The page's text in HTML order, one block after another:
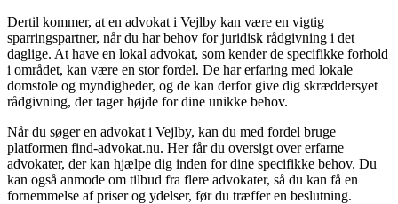
Dertil kommer, at en advokat i Vejlby kan være en vigtig
sparringspartner, når du har behov for juridisk rådgivning i det
daglige. At have en lokal advokat, som kender de specifikke forhold
i området, kan være en stor fordel. De har erfaring med lokale
domstole og myndigheder, og de kan derfor give dig skræddersyet
rådgivning, der tager højde for dine unikke behov.
Når du søger en advokat i Vejlby, kan du med fordel bruge
platformen find-advokat.nu. Her får du oversigt over erfarne
advokater, der kan hjælpe dig inden for dine specifikke behov. Du
kan også anmode om tilbud fra flere advokater, så du kan få en
fornemmelse af priser og ydelser, før du træffer en beslutning.